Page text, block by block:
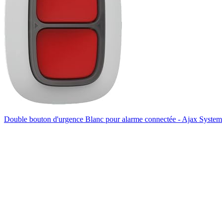
Double bouton d'urgence Blanc pour alarme connectée - Ajax